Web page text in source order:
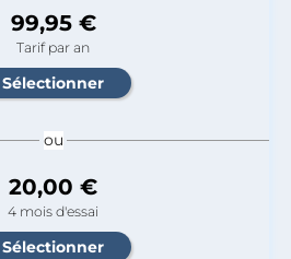
99,95 €
Tarif par an
ou
20,00 €
4 mois d'essai